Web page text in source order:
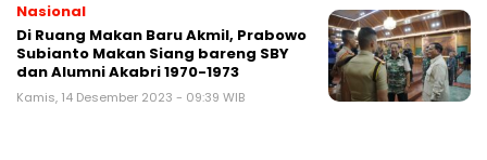
Nasional
Di Ruang Makan Baru Akmil, Prabowo
Subianto Makan Siang bareng SBY
dan Alumni Akabri 1970-1973
Kamis, 14 Desember 2023 - 09:39 WIB